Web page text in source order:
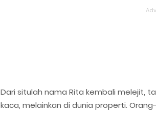
Dari situlah nama Rita kembali melejit,
kaca, melainkan di dunia properti.